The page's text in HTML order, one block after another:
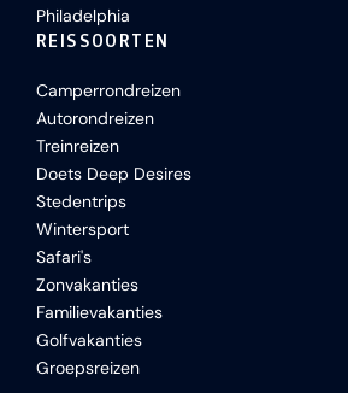
Philadelphia
REISSOORTEN
Camperrondreizen
Autorondreizen
Treinreizen
Doets Deep Desires
Stedentrips
Wintersport
Safari's
Zonvakanties
Familievakanties
Golfvakanties
Groepsreizen